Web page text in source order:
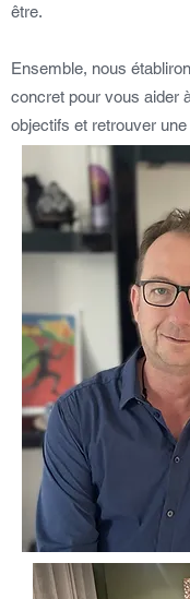
être.
Ensemble, nous
concret pour vous aider
objectifs et retrouver